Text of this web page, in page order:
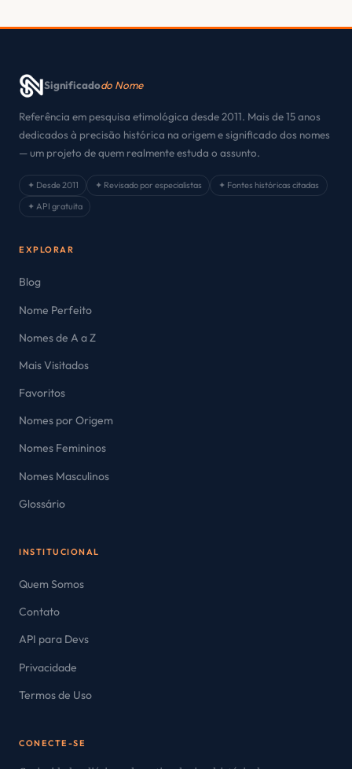
Significadodo Nome
Referência em pesquisa etimológica desde 2011. Mais de 15 anos
dedicados à precisão histórica na origem e significado dos nomes
— um projeto de quem realmente estuda o assunto.
✦ Desde 2011 ✦ Revisado por especialistas
✦ Fontes históricas citadas
✦ API gratuita
EXPLORAR
Blog
Nome Perfeito
Nomes de A a Z
Mais Visitados
Favoritos
Nomes por Origem
Nomes Femininos
Nomes Masculinos
Glossário
INSTITUCIONAL
Quem Somos
Contato
API para Devs
Privacidade
Termos de Uso
CONECTE-SE